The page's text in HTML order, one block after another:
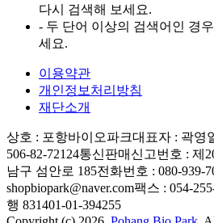
다시 검색해 보세요.
- 두 단어 이상의 검색어인 경
세요.
이용약관
개인정보처리방침
재단소개
상호 : 포항바이오파크대표자 : 곽영
506-82-72124통신판매신고번호 : 제
남구 섬안로 185전화번호 : 080-939-
shopbiopark@naver.com팩스 : 054-
행 831401-01-394255